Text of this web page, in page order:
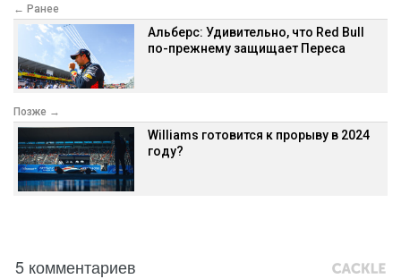
← Ранее
Альберс: Удивительно, что Red Bull
по-прежнему защищает Переса
Позже →
Williams готовится к прорыву в 2024
году?
5 комментариев